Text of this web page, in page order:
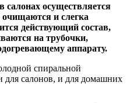
салонах осуществляется
и слегка
действующий состав,
на трубочки,
аппарату.
спиральной
для салонов, и для домашних